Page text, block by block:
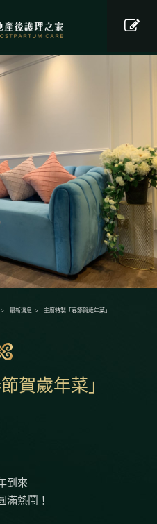
最新消息 主廚特製「春節賀歲年菜」
賀歲年菜」
到來
滿熱鬧！